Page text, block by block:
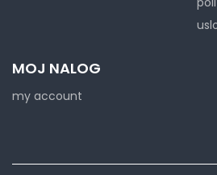
MOJ NALOG
my account